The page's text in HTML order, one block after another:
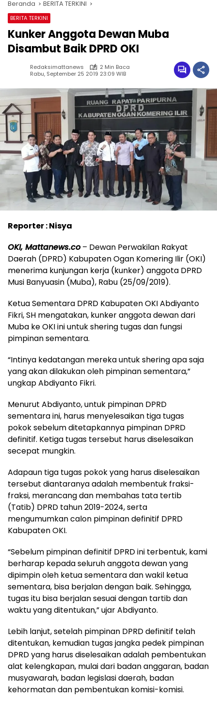
Beranda BERITA TERKINI
BERITA TERKINI
Kunker Anggota Dewan Muba
Disambut Baik DPRD OKI
Redaksimattanews
2 Min Baca
Rabu, September 25 2019 23:09 WIB
Reporter : Nisya
OKI, Mattanews.co– Dewan Perwakilan Rakyat
Daerah (DPRD) Kabupaten Ogan Komering Ilir (OKI)
menerima kunjungan kerja (kunker) anggota DPRD
Musi Banyuasin (Muba), Rabu (25/09/2019).
Ketua Sementara DPRD Kabupaten OKI Abdiyanto
Fikri, SH mengatakan, kunker anggota dewan dari
Muba ke OKI ini untuk shering tugas dan fungsi
pimpinan sementara.
“Intinya kedatangan mereka untuk shering apa saja
yang akan dilakukan oleh pimpinan sementara,”
ungkap Abdiyanto Fikri.
Menurut Abdiyanto, untuk pimpinan DPRD
sementara ini, harus menyelesaikan tiga tugas
pokok sebelum ditetapkannya pimpinan DPRD
definitif. Ketiga tugas tersebut harus diselesaikan
secepat mungkin.
Adapaun tiga tugas pokok yang harus diselesaikan
tersebut diantaranya adalah membentuk fraksi-
fraksi, merancang dan membahas tata tertib
(Tatib) DPRD tahun 2019-2024, serta
mengumumkan calon pimpinan definitif DPRD
Kabupaten OKI.
“Sebelum pimpinan definitif DPRD ini terbentuk, kami
berharap kepada seluruh anggota dewan yang
dipimpin oleh ketua sementara dan wakil ketua
sementara, bisa berjalan dengan baik. Sehingga,
tugas itu bisa berjalan sesuai dengan tartib dan
waktu yang ditentukan,” ujar Abdiyanto.
Lebih lanjut, setelah pimpinan DPRD definitif telah
ditentukan, kemudian tugas jangka pedek pimpinan
DPRD yang harus diselesaikan adalah pembentukan
alat kelengkapan, mulai dari badan anggaran, badan
musyawarah, badan legislasi daerah, badan
kehormatan dan pembentukan komisi-komisi.